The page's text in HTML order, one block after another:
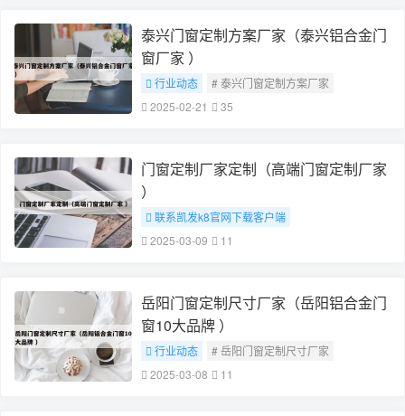
泰兴门窗定制方案厂家（泰兴铝合金门
窗厂家 ）
行业动态
# 泰兴门窗定制方案厂家
2025-02-21
35
门窗定制厂家定制（高端门窗定制厂家
）
联系凯发k8官网下载客户端
# 门窗定制厂家定制
2025-03-09 11
岳阳门窗定制尺寸厂家（岳阳铝合金门
窗10大品牌 ）
行业动态
# 岳阳门窗定制尺寸厂家
2025-03-08
11